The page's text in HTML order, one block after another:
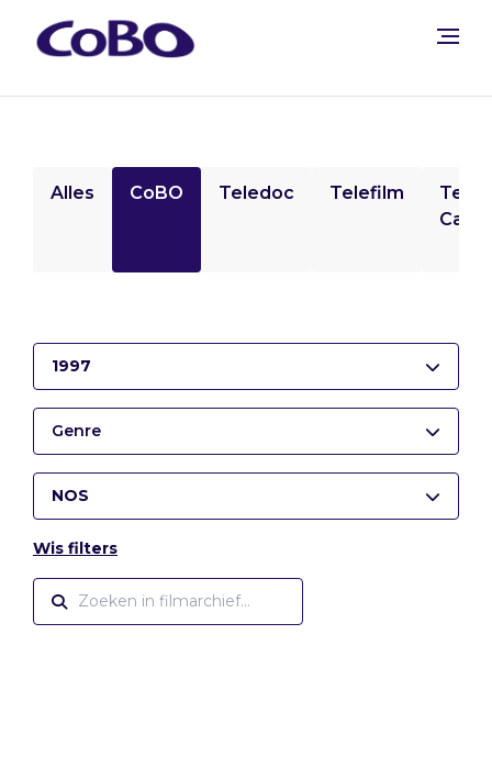
Alles CoBO Teledoc Telefilm
1997
Genre
NOS
Wis filters